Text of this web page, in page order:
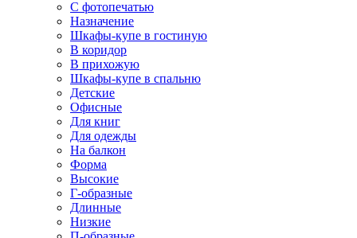
С фотопечатью
Назначение
Шкафы-купе в гостиную
В коридор
В прихожую
Шкафы-купе в спальню
Детские
Офисные
Для книг
Для одежды
На балкон
Форма
Высокие
Г-образные
Длинные
Низкие